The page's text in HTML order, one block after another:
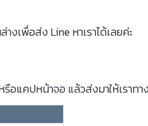
เพื่อส่ง Line หาเราได้เลยค่ะ
แคปหน้าจอ แล้วส่งมาให้เราท